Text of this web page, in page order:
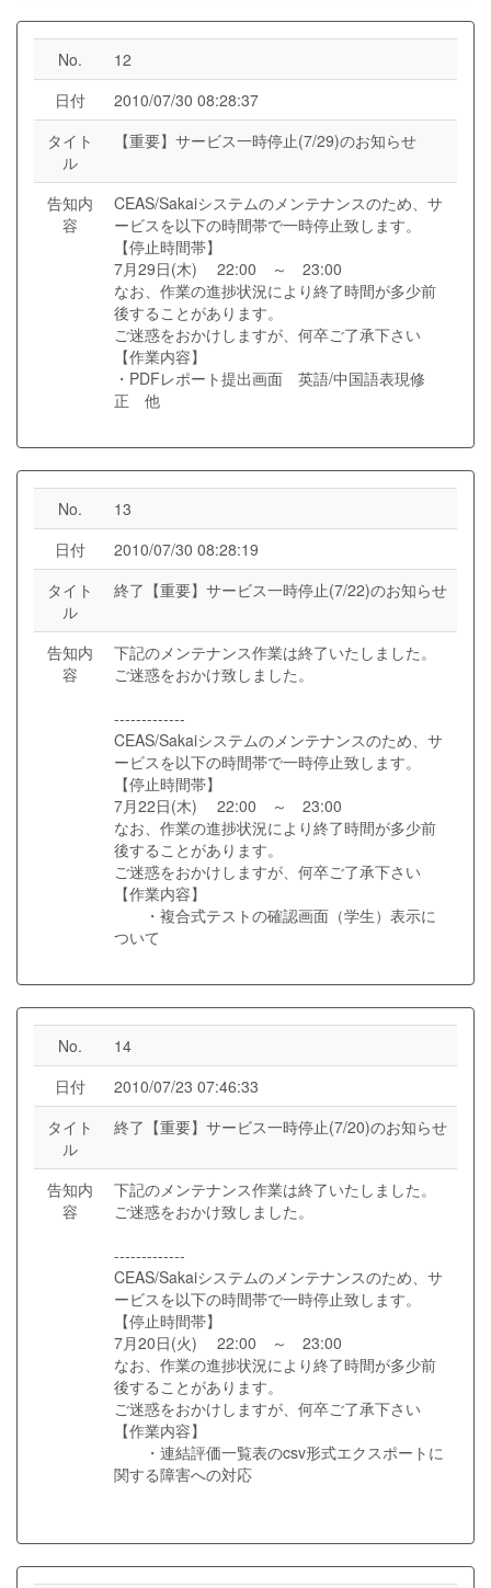
No.
12
日付
2010/07/30 08:28:37
タイト
ル
【重要】サービス一時停止(7/29)のお知らせ
告知内
容
CEAS/Sakaiシステムのメンテナンスのため、サ
ービスを以下の時間帯で一時停止致します。
【停止時間帯】
7月29日(木) 22:00 ～ 23:00
なお、作業の進捗状況により終了時間が多少前
後することがあります。
ご迷惑をおかけしますが、何卒ご了承下さい
【作業内容】
・PDFレポート提出画面 英語/中国語表現修
正 他
No.
13
日付
2010/07/30 08:28:19
タイト
ル
終了【重要】サービス一時停止(7/22)のお知らせ
告知内
容
下記のメンテナンス作業は終了いたしました。
ご迷惑をおかけ致しました。
-------------
CEAS/Sakaiシステムのメンテナンスのため、サ
ービスを以下の時間帯で一時停止致します。
【停止時間帯】
7月22日(木) 22:00 ～ 23:00
なお、作業の進捗状況により終了時間が多少前
後することがあります。
ご迷惑をおかけしますが、何卒ご了承下さい
【作業内容】
・複合式テストの確認画面（学生）表示に
ついて
No.
14
日付
2010/07/23 07:46:33
タイト
ル
終了【重要】サービス一時停止(7/20)のお知らせ
告知内
容
下記のメンテナンス作業は終了いたしました。
ご迷惑をおかけ致しました。
-------------
CEAS/Sakaiシステムのメンテナンスのため、サ
ービスを以下の時間帯で一時停止致します。
【停止時間帯】
7月20日(火) 22:00 ～ 23:00
なお、作業の進捗状況により終了時間が多少前
後することがあります。
ご迷惑をおかけしますが、何卒ご了承下さい
【作業内容】
・連結評価一覧表のcsv形式エクスポートに
関する障害への対応